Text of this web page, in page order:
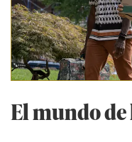
El mundo